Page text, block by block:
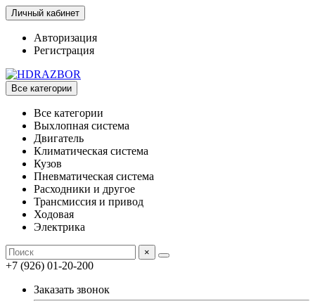
Личный кабинет
Авторизация
Регистрация
Все категории
Все категории
Выхлопная система
Двигатель
Климатическая система
Кузов
Пневматическая система
Расходники и другое
Трансмиссия и привод
Ходовая
Электрика
×
+7 (926) 01-20-200
Заказать звонок